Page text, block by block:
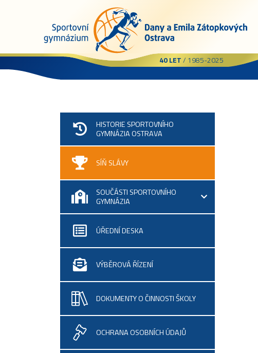
40 LET/ 1985-2025
HISTORIE SPORTOVNÍHO
GYMNÁZIA OSTRAVA
SÍŇ SLÁVY
SOUČÁSTI SPORTOVNÍHO
GYMNÁZIA
ÚŘEDNÍ DESKA
VÝBĚROVÁ ŘÍZENÍ
DOKUMENTY O ČINNOSTI ŠKOLY
OCHRANA OSOBNÍCH ÚDAJŮ